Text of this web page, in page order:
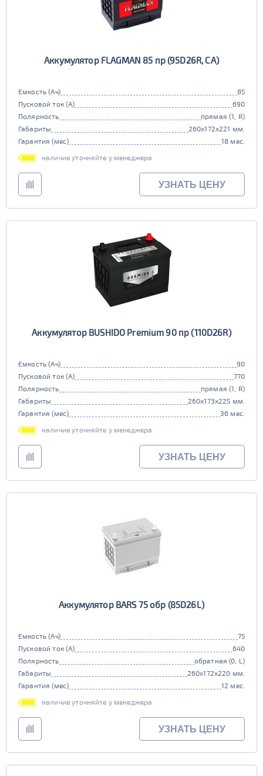
Аккумулятор FLAGMAN 85 пр (95D26R, CA)
Емкость (Ач)
85
Пусковой ток (А)
690
Полярность
прямая (1, R)
Габариты
260x172x221 мм.
Гарантия (мес)
18 мес.
наличие уточняйте у менеджера
УЗНАТЬ ЦЕНУ
Аккумулятор BUSHIDO Premium 90 пр (110D26R)
Емкость (Ач)
90
Пусковой ток (А)
770
Полярность
прямая (1, R)
Габариты
260x173x225 мм.
Гарантия (мес)
36 мес.
наличие уточняйте у менеджера
УЗНАТЬ ЦЕНУ
Аккумулятор BARS 75 обр (85D26L)
Емкость (Ач)
75
Пусковой ток (А)
640
Полярность
обратная (0, L)
Габариты
260x172x220 мм.
Гарантия (мес)
12 мес.
наличие уточняйте у менеджера
УЗНАТЬ ЦЕНУ